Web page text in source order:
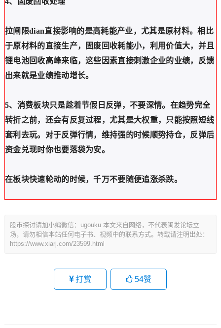
拉闸限dian直接影响的是高耗能产业，尤其是原材料。相比
于原材料的直接生产，固废回收耗能小，利用价值大，并且
锂电池回收高峰来临，这些因素直接刺激企业的业绩，反馈
出来就是业绩推动增长。
5、消费板块只是趁着节假日反弹，不要深情。在趋势完全
转折之前，还会有反复过程，尤其是大权重，只能按照短线
套利去玩。对于反弹行情，维持强的时候顺势持仓，反弹后
资金兑现时你也要落袋为安。
在板块快速轮动的时候，千万不要随便追涨杀跌。
股市探讨请加小编微信：ugouku 本文来自网络，不代表闽发论坛立
场，请勿相信本站任何电子书、视频中的联系方式。转载请注明出处：
https://www.xiarj.com/23599.html
打赏 54赞